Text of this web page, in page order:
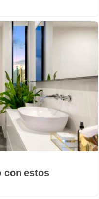
con estos